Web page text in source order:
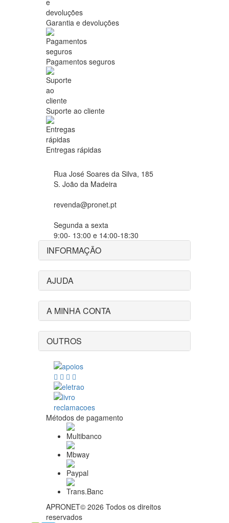
Garantia e devoluções
Pagamentos seguros
Suporte ao cliente
Entregas rápidas
Rua José Soares da Silva, 185
S. João da Madeira
revenda@pronet.pt
Segunda a sexta
9:00- 13:00 e 14:00-18:30
INFORMAÇÃO
AJUDA
A MINHA CONTA
OUTROS
Métodos de pagamento
APRONET© 2026 Todos os direitos
reservados